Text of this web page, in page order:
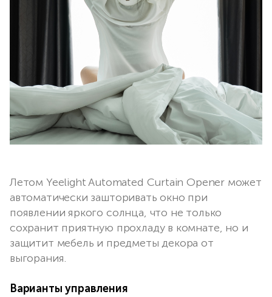
Летом Yeelight Automated Curtain Opener может
автоматически зашторивать окно при
появлении яркого солнца, что не только
сохранит приятную прохладу в комнате, но и
защитит мебель и предметы декора от
выгорания.
Варианты управления